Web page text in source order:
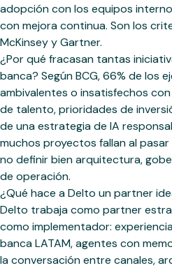
adopción con los equipos
con mejora continua. Son los
McKinsey y Gartner.
¿Por qué fracasan tantas
banca? Según BCG, 66% de los
ambivalentes o insatisfechos
de talento, prioridades de
de una estrategia de IA
muchos proyectos fallan al
no definir bien arquitectura,
de operación.
¿Qué hace a Delto un partner
Delto trabaja como partner
como implementador:
banca LATAM, agentes con
la conversación entre canales,